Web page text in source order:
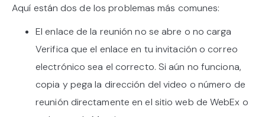
Aquí están dos de los problemas más comunes:
El enlace de la reunión no se abre o no carga
Verifica que el enlace en tu invitación o correo
electrónico sea el correcto. Si aún no funciona,
copia y pega la dirección del video o número de
reunión directamente en el sitio web de WebEx o